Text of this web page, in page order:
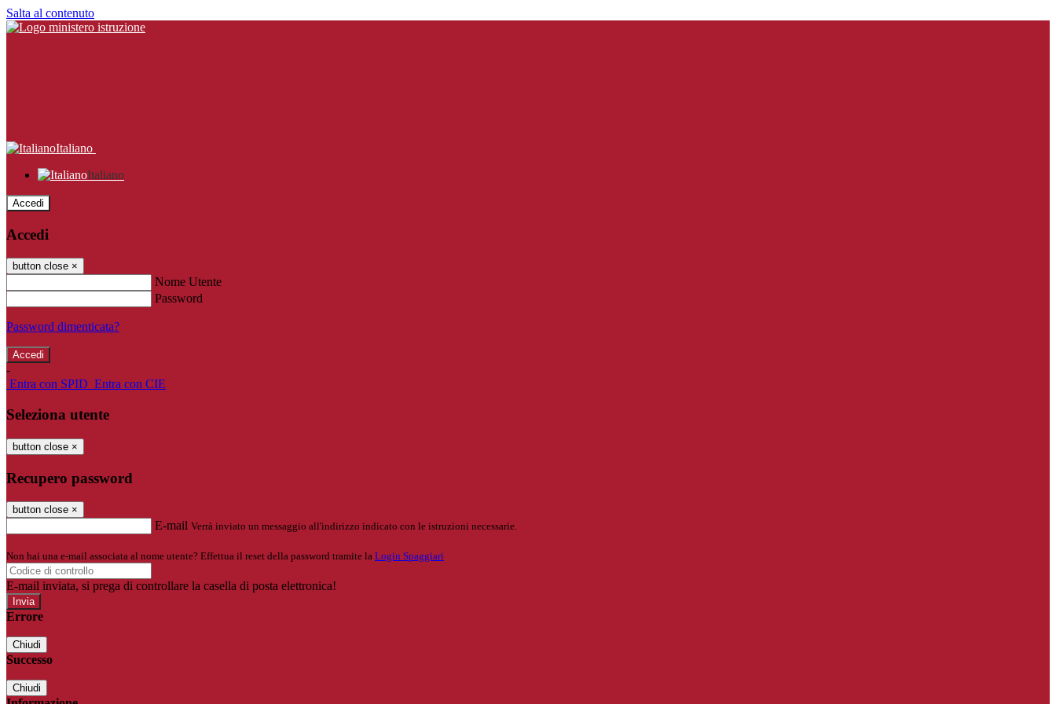
Salta al contenuto
Italiano
Italiano
Accedi
Accedi
button close ×
Nome Utente
Password
Password dimenticata?
-
Entra con SPID Entra con CIE
Seleziona utente
button close ×
Recupero password
button close ×
E-mail Verrà inviato un messaggio all'indirizzo indicato con le istruzioni necessarie.
Non hai una e-mail associata al nome utente? Effettua il reset della password tramite la Login Spaggiari
E-mail inviata, si prega di controllare la casella di posta elettronica!
Errore
Chiudi
Successo
Chiudi